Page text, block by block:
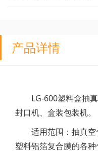
产品详情
LG-600塑料盒抽真
封口机、盒装包装机。
适用范围：抽真空
塑料铝箔复合膜的各